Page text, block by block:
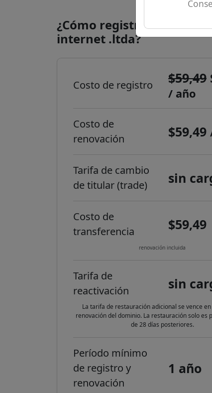
¿Cómo registrar un
internet .ltda?
Costo de registro $59,49
/ año
Costo de
renovación
$59,49
Tarifa de cambio
de titular (trade)
sin
Costo de
transferencia
$59,49
renovación incluida
Tarifa de
reactivación
sin
La tarifa de restauración adicional se vence
renovación del dominio. La restauración solo es
de 28 días posteriores.
Período mínimo
de registro y
renovación
1 año